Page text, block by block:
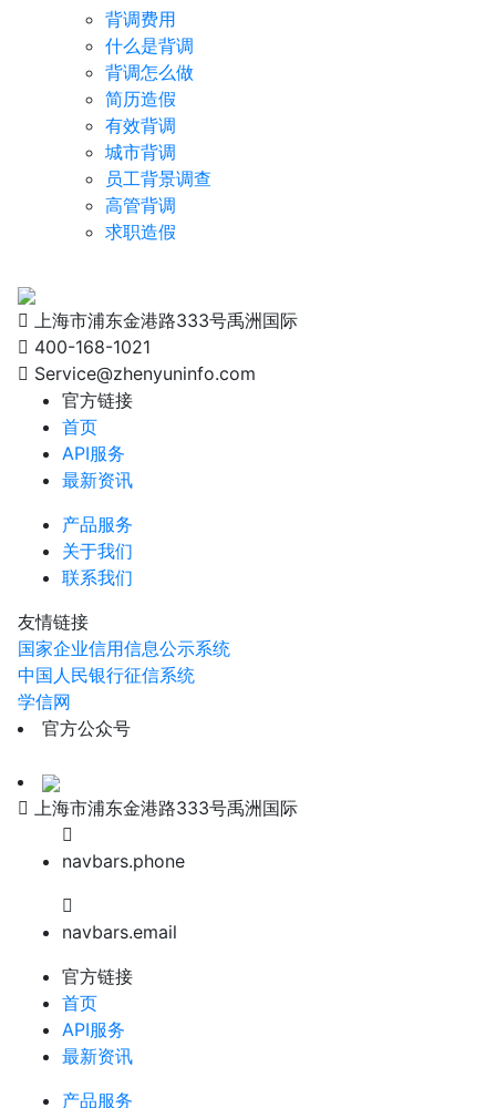
背调费用
什么是背调
背调怎么做
简历造假
有效背调
城市背调
员工背景调查
高管背调
求职造假
上海市浦东金港路333号禹洲国际
400-168-1021
Service@zhenyuninfo.com
官方链接
首页
API服务
最新资讯
产品服务
关于我们
联系我们
友情链接
国家企业信用信息公示系统
中国人民银行征信系统
学信网
官方公众号
上海市浦东金港路333号禹洲国际
navbars.phone
navbars.email
官方链接
首页
API服务
最新资讯
产品服务